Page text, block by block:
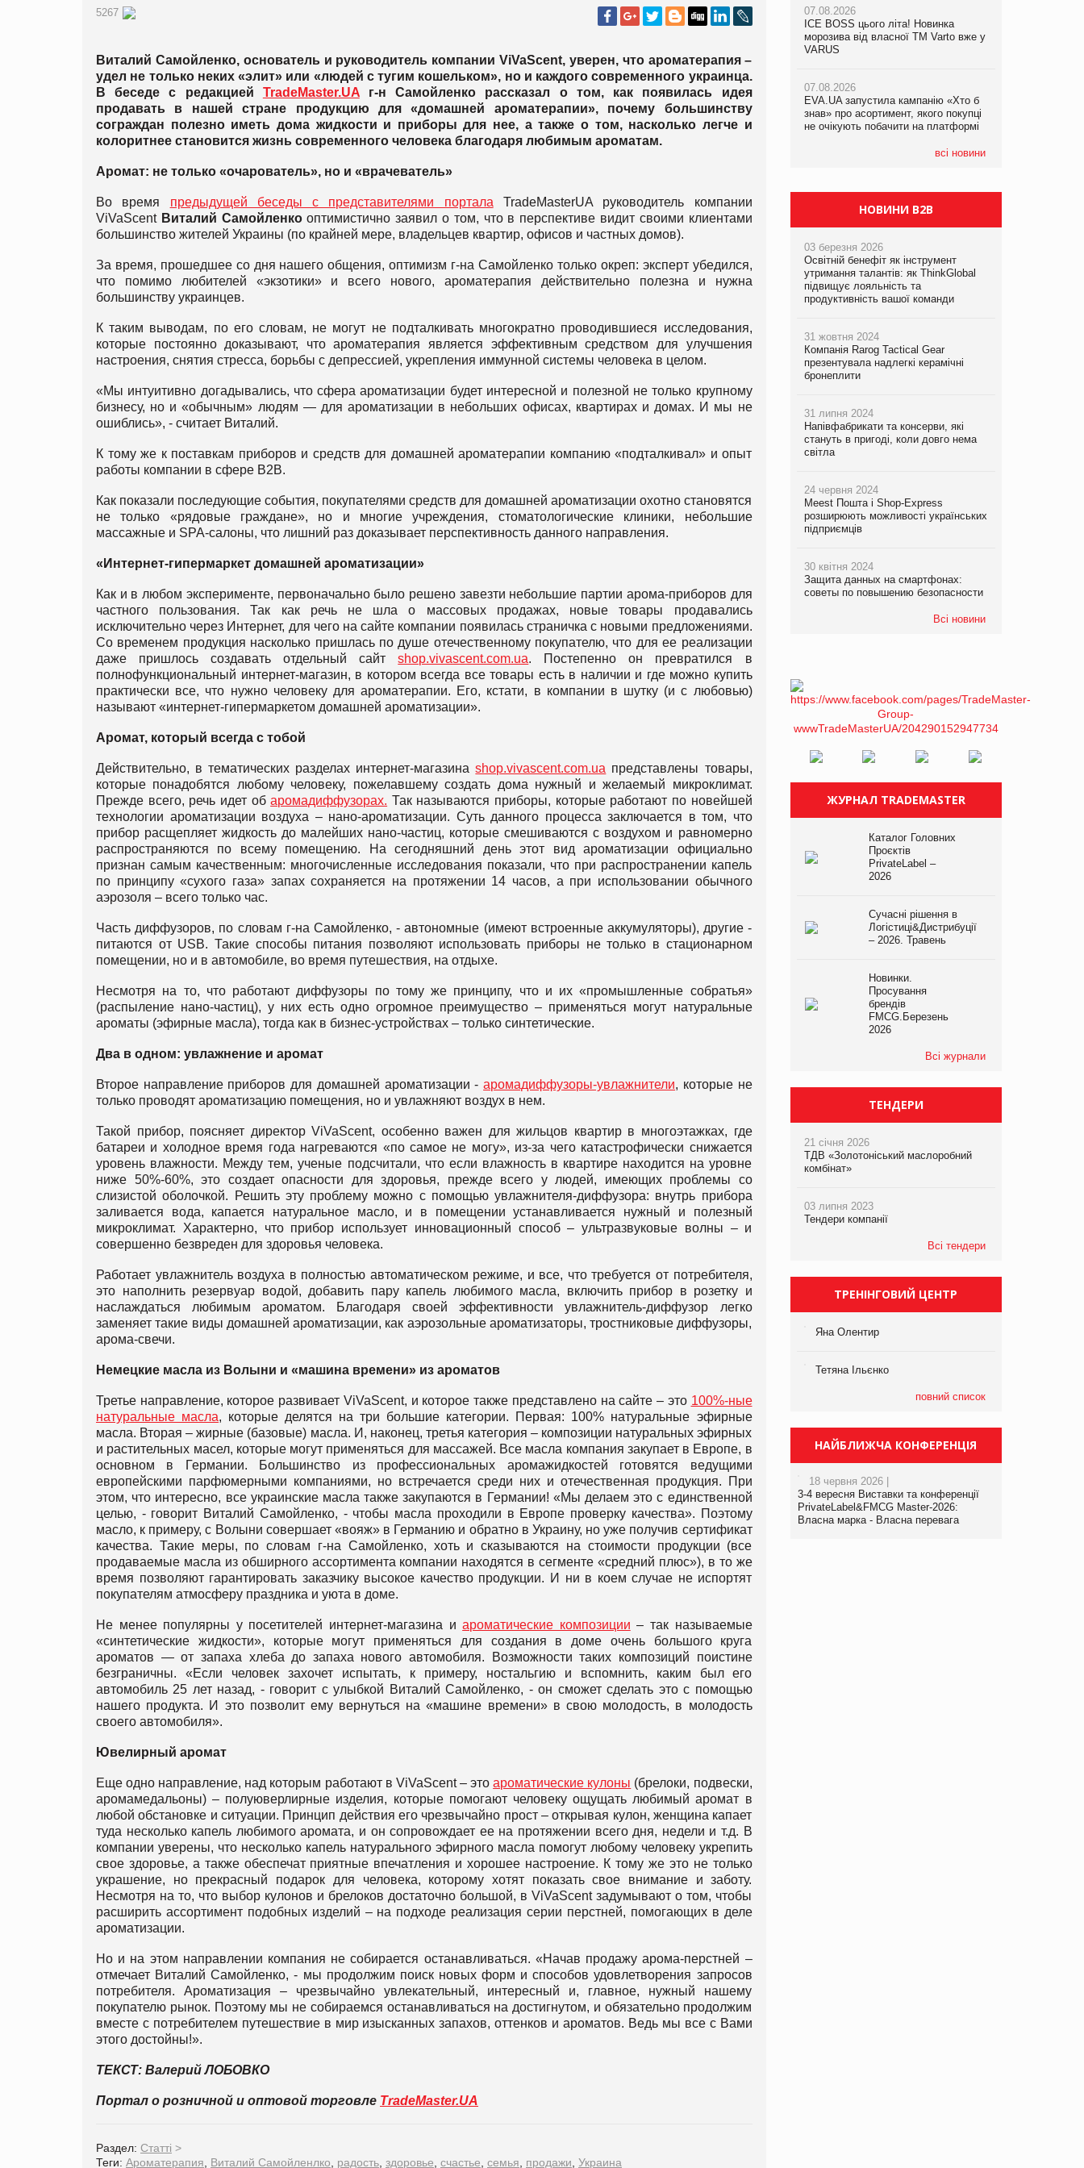
5267
Виталий Самойленко, основатель и руководитель компании ViVaScent, уверен, что ароматерапия –
удел не только неких «элит» или «людей с тугим кошельком», но и каждого современного украинца.
В беседе с редакцией TradeMaster.UAг-н Самойленко рассказал о том, как появилась идея
продавать в нашей стране продукцию для «домашней ароматерапии», почему большинству
сограждан полезно иметь дома жидкости и приборы для нее, а также о том, насколько легче и
колоритнее становится жизнь современного человека благодаря любимым ароматам.
Аромат: не только «очарователь», но и «врачеватель»
Во время предыдущей беседы с представителями портала TradeMasterUA руководитель компании
ViVaScentВиталий Самойленкооптимистично заявил о том, что в перспективе видит своими клиентами
большинство жителей Украины (по крайней мере, владельцев квартир, офисов и частных домов).
За время, прошедшее со дня нашего общения, оптимизм г-на Самойленко только окреп: эксперт убедился,
что помимо любителей «экзотики» и всего нового, ароматерапия действительно полезна и нужна
большинству украинцев.
К таким выводам, по его словам, не могут не подталкивать многократно проводившиеся исследования,
которые постоянно доказывают, что ароматерапия является эффективным средством для улучшения
настроения, снятия стресса, борьбы с депрессией, укрепления иммунной системы человека в целом.
«Мы интуитивно догадывались, что сфера ароматизации будет интересной и полезной не только крупному
бизнесу, но и «обычным» людям — для ароматизации в небольших офисах, квартирах и домах. И мы не
ошиблись», - считает Виталий.
К тому же к поставкам приборов и средств для домашней ароматерапии компанию «подталкивал» и опыт
работы компании в сфере B2B.
Как показали последующие события, покупателями средств для домашней ароматизации охотно становятся
не только «рядовые граждане», но и многие учреждения, стоматологические клиники, небольшие
массажные и SPA-салоны, что лишний раз доказывает перспективность данного направления.
«Интернет-гипермаркет домашней ароматизации»
Как и в любом эксперименте, первоначально было решено завезти небольшие партии арома-приборов для
частного пользования. Так как речь не шла о массовых продажах, новые товары продавались
исключительно через Интернет, для чего на сайте компании появилась страничка с новыми предложениями.
Со временем продукция насколько пришлась по душе отечественному покупателю, что для ее реализации
даже пришлось создавать отдельный сайтshop.vivascent.com.ua. Постепенно он превратился в
полнофункциональный интернет-магазин, в котором всегда все товары есть в наличии и где можно купить
практически все, что нужно человеку для ароматерапии. Его, кстати, в компании в шутку (и с любовью)
называют «интернет-гипермаркетом домашней ароматизации».
Аромат, который всегда с тобой
Действительно, в тематических разделах интернет-магазинаshop.vivascent.com.ua представлены товары,
которые понадобятся любому человеку, пожелавшему создать дома нужный и желаемый микроклимат.
Прежде всего, речь идет обаромадиффузорах. Так называются приборы, которые работают по новейшей
технологии ароматизации воздуха – нано-ароматизации. Суть данного процесса заключается в том, что
прибор расщепляет жидкость до малейших нано-частиц, которые смешиваются с воздухом и равномерно
распространяются по всему помещению. На сегодняшний день этот вид ароматизации официально
признан самым качественным: многочисленные исследования показали, что при распространении капель
по принципу «сухого газа» запах сохраняется на протяжении 14 часов, а при использовании обычного
аэрозоля – всего только час.
Часть диффузоров, по словам г-на Самойленко, - автономные (имеют встроенные аккумуляторы), другие -
питаются от USB. Такие способы питания позволяют использовать приборы не только в стационарном
помещении, но и в автомобиле, во время путешествия, на отдыхе.
Несмотря на то, что работают диффузоры по тому же принципу, что и их «промышленные собратья»
(распыление нано-частиц), у них есть одно огромное преимущество – применяться могут натуральные
ароматы (эфирные масла), тогда как в бизнес-устройствах – только синтетические.
Два в одном: увлажнение и аромат
Второе направление приборов для домашней ароматизации -аромадиффузоры-увлажнители, которые не
только проводят ароматизацию помещения, но и увлажняют воздух в нем.
Такой прибор, поясняет директор ViVaScent, особенно важен для жильцов квартир в многоэтажках, где
батареи и холодное время года нагреваются «по самое не могу», из-за чего катастрофически снижается
уровень влажности. Между тем, ученые подсчитали, что если влажность в квартире находится на уровне
ниже 50%-60%, это создает опасности для здоровья, прежде всего у людей, имеющих проблемы со
слизистой оболочкой. Решить эту проблему можно с помощью увлажнителя-диффузора: внутрь прибора
заливается вода, капается натуральное масло, и в помещении устанавливается нужный и полезный
микроклимат. Характерно, что прибор использует инновационный способ – ультразвуковые волны – и
совершенно безвреден для здоровья человека.
Работает увлажнитель воздуха в полностью автоматическом режиме, и все, что требуется от потребителя,
это наполнить резервуар водой, добавить пару капель любимого масла, включить прибор в розетку и
наслаждаться любимым ароматом. Благодаря своей эффективности увлажнитель-диффузор легко
заменяет такие виды домашней ароматизации, как аэрозольные ароматизаторы, тростниковые диффузоры,
арома-свечи.
Немецкие масла из Волыни и «машина времени» из ароматов
Третье направление, которое развивает ViVaScent, и которое также представлено на сайте – это 100%-ные
натуральные масла, которые делятся на три большие категории. Первая: 100% натуральные эфирные
масла. Вторая – жирные (базовые) масла. И, наконец, третья категория – композиции натуральных эфирных
и растительных масел, которые могут применяться для массажей. Все масла компания закупает в Европе, в
основном в Германии. Большинство из профессиональных аромажидкостей готовятся ведущими
европейскими парфюмерными компаниями, но встречается среди них и отечественная продукция. При
этом, что интересно, все украинские масла также закупаются в Германии! «Мы делаем это с единственной
целью, - говорит Виталий Самойленко, - чтобы масла проходили в Европе проверку качества». Поэтому
масло, к примеру, с Волыни совершает «вояж» в Германию и обратно в Украину, но уже получив сертификат
качества. Такие меры, по словам г-на Самойленко, хоть и сказываются на стоимости продукции (все
продаваемые масла из обширного ассортимента компании находятся в сегменте «средний плюс»), в то же
время позволяют гарантировать заказчику высокое качество продукции. И ни в коем случае не испортят
покупателям атмосферу праздника и уюта в доме.
Не менее популярны у посетителей интернет-магазина иароматические композиции – так называемые
«синтетические жидкости», которые могут применяться для создания в доме очень большого круга
ароматов — от запаха хлеба до запаха нового автомобиля. Возможности таких композиций поистине
безграничны. «Если человек захочет испытать, к примеру, ностальгию и вспомнить, каким был его
автомобиль 25 лет назад, - говорит с улыбкой Виталий Самойленко, - он сможет сделать это с помощью
нашего продукта. И это позволит ему вернуться на «машине времени» в свою молодость, в молодость
своего автомобиля».
Ювелирный аромат
Еще одно направление, над которым работают в ViVaScent – этоароматические кулоны (брелоки, подвески,
аромамедальоны) – полуюверлирные изделия, которые помогают человеку ощущать любимый аромат в
любой обстановке и ситуации. Принцип действия его чрезвычайно прост – открывая кулон, женщина капает
туда несколько капель любимого аромата, и он сопровождает ее на протяжении всего дня, недели и т.д. В
компании уверены, что несколько капель натурального эфирного масла помогут любому человеку укрепить
свое здоровье, а также обеспечат приятные впечатления и хорошее настроение. К тому же это не только
украшение, но прекрасный подарок для человека, которому хотят показать свое внимание и заботу.
Несмотря на то, что выбор кулонов и брелоков достаточно большой, в ViVaScent задумывают о том, чтобы
расширить ассортимент подобных изделий – на подходе реализация серии перстней, помогающих в деле
ароматизации.
Но и на этом направлении компания не собирается останавливаться. «Начав продажу арома-перстней –
отмечает Виталий Самойленко, - мы продолжим поиск новых форм и способов удовлетворения запросов
потребителя. Ароматизация – чрезвычайно увлекательный, интересный и, главное, нужный нашему
покупателю рынок. Поэтому мы не собираемся останавливаться на достигнутом, и обязательно продолжим
вместе с потребителем путешествие в мир изысканных запахов, оттенков и ароматов. Ведь мы все с Вами
этого достойны!».
ТЕКСТ: Валерий ЛОБОВКО
Портал о розничной и оптовой торговле TradeMaster.UA
Раздел: Статті >
Теги: Ароматерапия Виталий Самойленлко радость здоровье счастье семья продажи Украина
07.08.2026
ICE BOSS цього літа! Новинка
морозива від власної ТМ Varto вже у
VARUS
07.08.2026
EVA.UA запустила кампанію «Хто б
знав» про асортимент, якого покупці
не очікують побачити на платформі
всі новини
06.08.2026
Смачна новинка для хвостатих: у
VARUS з’явилися паучі Varto Paw
05.08.2026
Мережа супермаркетів VARUS купує
мережу магазинів формату
компанія налічуватиме 374 магазини
07.08.2026
Франція заборонила рекламні дзвінки
НОВИНИ B2B
03 березня 2026
Освітній бенефіт як інструмент
утримання талантів: як ThinkGlobal
підвищує лояльність та
продуктивність вашої команди
31 жовтня 2024
Компанія Rarog Tactical Gear
презентувала надлегкі керамічні
бронеплити
31 липня 2024
Напівфабрикати та консерви, які
стануть в пригоді, коли довго нема
світла
24 червня 2024
Meest Пошта і Shop-Express
розширюють можливості українських
підприємців
30 квітня 2024
Защита данных на смартфонах:
советы по повышению безопасности
Всі новини
ЖУРНАЛ TRADEMASTER
Каталог Головних
Проєктів
PrivateLabel –
2026
Сучасні рішення в
Логістиці&Дистрибуції
– 2026. Травень
Новинки.
Просування
брендів
FMCG.Березень
2026
Всі журнали
ТЕНДЕРИ
21 січня 2026
ТДВ «Золотоніський маслоробний
комбінат»
03 липня 2023
Тендери компанії
Всі тендери
ТРЕНІНГОВИЙ ЦЕНТР
Яна Олентир
Тетяна Ільєнко
повний список
НАЙБЛИЖЧА КОНФЕРЕНЦІЯ
18 червня 2026 |
3-4 вересня Виставки та конференції
PrivateLabel&FMCG Master-2026:
Власна марка - Власна перевага